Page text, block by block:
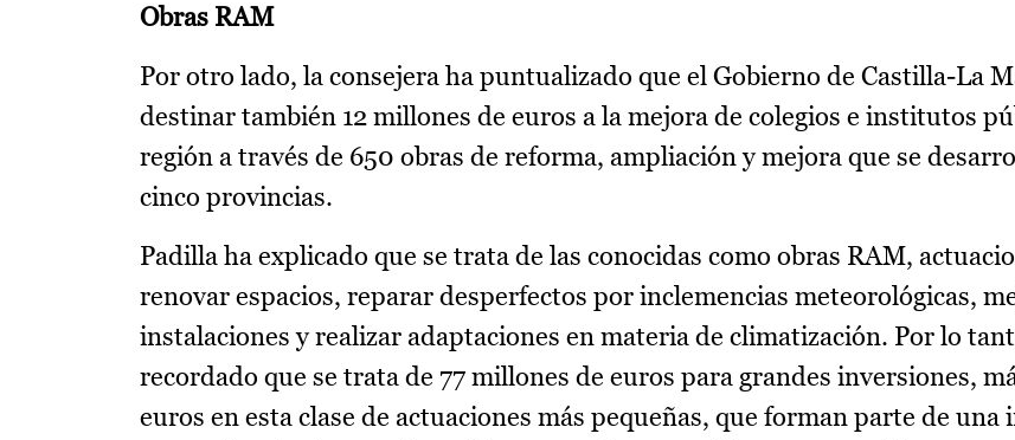
Obras RAM
Por otro lado, la consejera ha puntualizado que el Gobierno de Castilla-La
destinar también 12 millones de euros a la mejora de colegios e institutos
región a través de 650 obras de reforma, ampliación y mejora que se
cinco provincias.
Padilla ha explicado que se trata de las conocidas como obras RAM,
renovar espacios, reparar desperfectos por inclemencias meteorológicas,
instalaciones y realizar adaptaciones en materia de climatización. Por lo
recordado que se trata de 77 millones de euros para grandes inversiones,
euros en esta clase de actuaciones más pequeñas, que forman parte de una